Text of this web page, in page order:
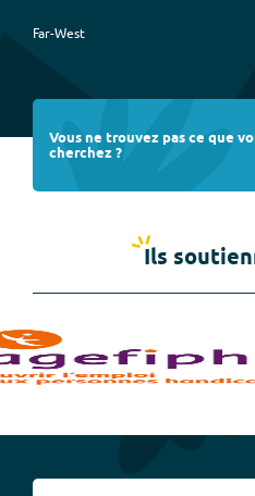
Far-West
Vous ne trouvez pas ce que
cherchez ?
Ils